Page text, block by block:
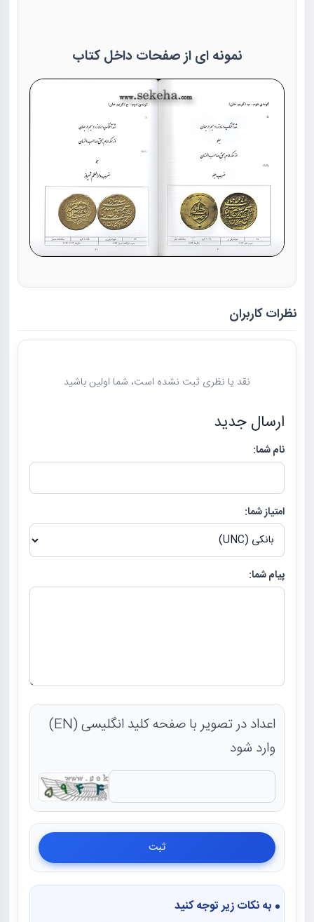
نمونه ای از صفحات داخل کتاب
نظرات کاربران
نقد یا نظری ثبت نشده است، شما اولین باشید
ارسال جدید
نام شما:
امتیاز شما:
پیام شما:
اعداد در تصویر با صفحه کلید انگلیسی (EN)
وارد شود
به نکات زیر توجه کنید